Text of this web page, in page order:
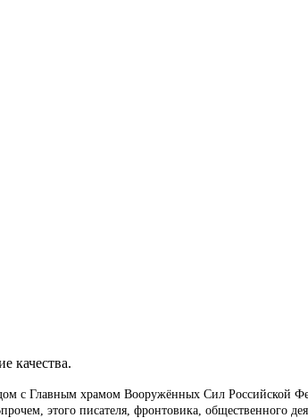
качества.
с Главным храмом Вооружённых Сил Российской
этого писателя, фронтовика, общественного